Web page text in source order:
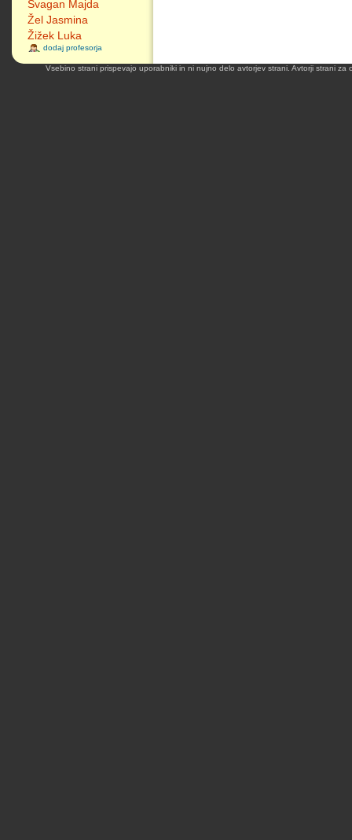
Švagan Majda
Žel Jasmina
Žižek Luka
dodaj profesorja
Vsebino strani prispevajo uporabniki in ni nujno delo avtorjev strani. Avtorji strani